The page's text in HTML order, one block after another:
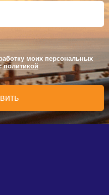
моих персональных
политикой